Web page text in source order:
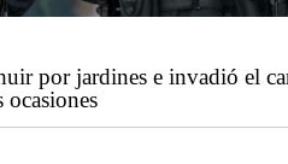
por jardines e invadió el
ocasiones